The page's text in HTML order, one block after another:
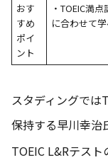
おす
すめ
ポイ
ント
・TOEIC満
に合わせて
スタディングで
保持する早川幸治
TOEIC L&Rテスト